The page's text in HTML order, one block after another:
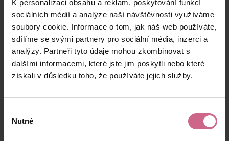
K personalizaci obsahu a reklam, poskytování funkcí
sociálních médií a analýze naší návštěvnosti využíváme
soubory cookie. Informace o tom, jak náš web používáte,
sdílíme se svými partnery pro sociální média, inzerci a
analýzy. Partneři tyto údaje mohou zkombinovat s
dalšími informacemi, které jste jim poskytli nebo které
získali v důsledku toho, že používáte jejich služby.
souhlasu
Nutné
M****
P****
27. 6. 2026
08:32:29
T****
88 €
27. 6. 2026
00:15:15
7 €
M****
N****
62 €
26. 6. 2026
21:49:18
5 €
keyboard_arrow_left keyboard_arrow_right